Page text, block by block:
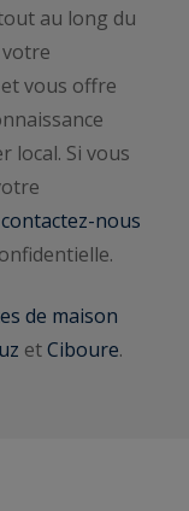
au long du
vous offre
local. Si vous
contactez-nous
de maison
etCiboure.